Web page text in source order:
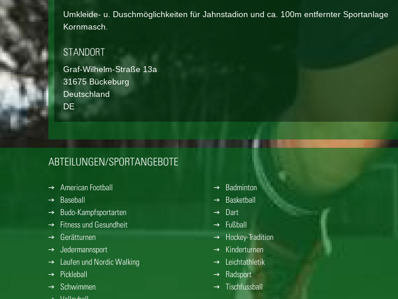
Umkleide- u. Duschmöglichkeiten für Jahnstadion und ca. 100m entfernter Sportanlage
Kornmasch.
STANDORT
Graf-Wilhelm-Straße 13a
31675 Bückeburg
Deutschland
DE
ABTEILUNGEN/SPORTANGEBOTE
American Football
Baseball
Budo-Kampfsportarten
Fitness und Gesundheit
Gerätturnen
Jedermannsport
Laufen und Nordic Walking
Pickleball
Schwimmen
Badminton
Basketball
Dart
Fußball
Hockey-Tradition
Kinderturnen
Leichtathletik
Radsport
Tischfussball